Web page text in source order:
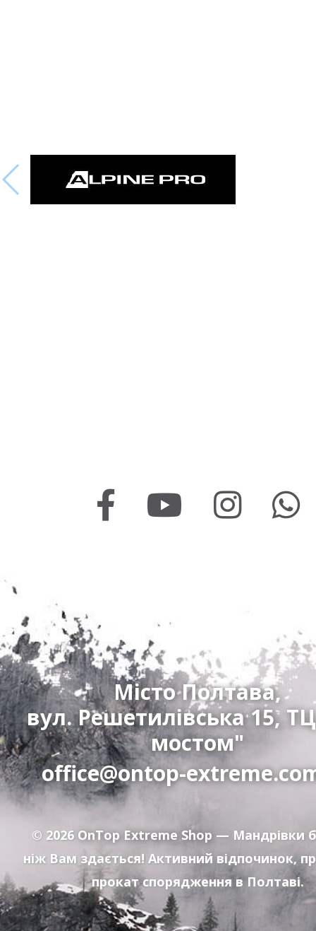
Місто Полтава,
вул. Решетилівська 15,
мостом"
office@ontop-
© 2026 OnTop Extreme Shop — Мандрівки
ніж Вам здається! Активний відпочинок,
прокат спорядження в Полтаві.